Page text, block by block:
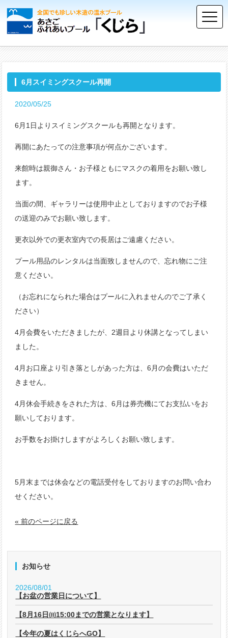
6月スイミングスクール再開
2020/05/25
6月1日よりスイミングスクールも再開となります。
再開にあたっての注意事項が何点かございます。
来館時は親御さん・お子様ともにマスクの着用をお願い致し
ます。
当面の間、ギャラリーは使用中止としておりますのでお子様
の送迎のみでお願い致します。
更衣以外での更衣室内での長居はご遠慮ください。
プール用品のレンタルは当面致しませんので、忘れ物にご注
意ください。
（お忘れになられた場合はプールに入れませんのでご了承く
ださい）
4月会費をいただきましたが、2週目より休講となってしまい
ました。
4月お口座より引き落としがあった方は、6月の会費はいただ
きません。
4月休会手続きをされた方は、6月は券売機にてお支払いをお
願いしております。
お手数をお掛けしますがよろしくお願い致します。
5月末までは休会などの電話受付をしておりますのお問い合わ
せください。
« 前のページに戻る
お知らせ
2026/08/01
【お盆の営業日について】
【8月16日㈰15:00までの営業となります】
【今年の夏はくじらへGO】